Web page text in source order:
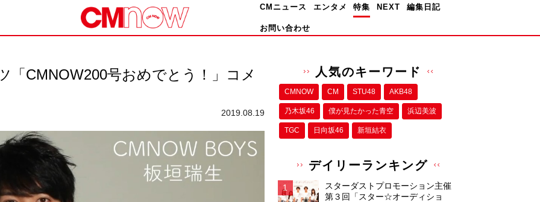
CMニュース エンタメ 特集 NEXT 編集日記
お問い合わせ
「CMNOW200号おめでとう！」コメ
2019.08.19
人気のキーワード
CMNOW CM STU48 AKB48
乃木坂46 僕が⾒たかった⻘空 浜辺美波
TGC 日向坂46 新垣結衣
デイリーランキング
スターダストプロモーション主催
第３回「スター☆オーディショ